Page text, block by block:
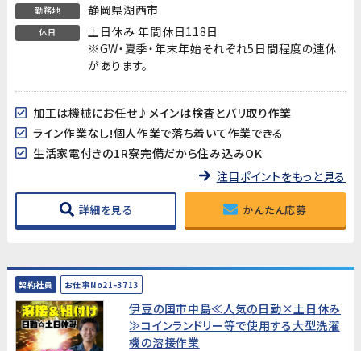
勤務地 静岡県湖西市
休日
土日休み 年間休日118日
※GW・夏季・年末年始それぞれ5日間程度の連休
があります。
加工は機械にお任せ♪メインは検査とバリ取り作業
ライン作業なし!個人作業で落ち着いて作業できる
生活家電付きの1R寮完備だから住み込みOK
注目ポイントをもっと見る
詳細を見る かんたん応募
契約社員 お仕事No21-3713
伊豆の国市中島≪人気の日勤×土日休み
≫コインランドリー等で使用する大型洗濯
機の溶接作業